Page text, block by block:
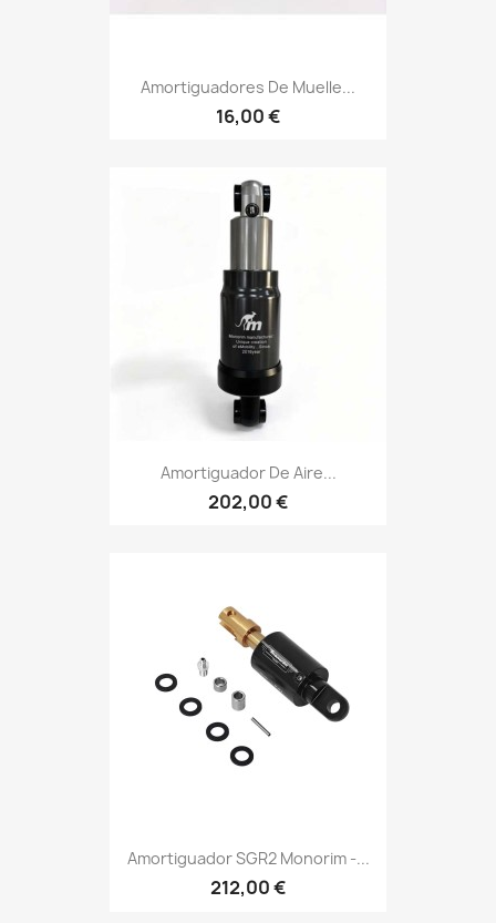
Amortiguadores De Muelle...
16,00 €
Amortiguador De Aire...
202,00 €
Amortiguador SGR2 Monorim -...
212,00 €